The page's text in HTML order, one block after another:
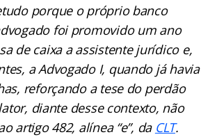
porque o próprio banco
foi promovido um ano
de caixa a assistente jurídico e,
a Advogado I, quando já havia
reforçando a tese do perdão
diante desse contexto, não
artigo 482, alínea “e”, da CLT.